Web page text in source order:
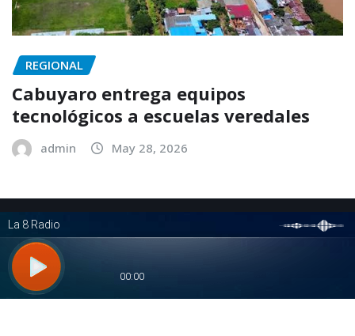
REGIONAL
Cabuyaro entrega equipos
tecnológicos a escuelas veredales
admin May 28, 2026